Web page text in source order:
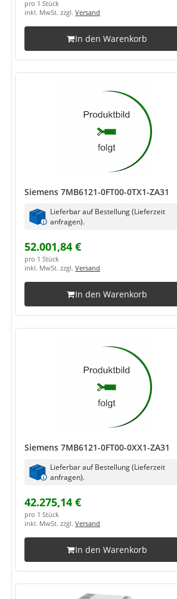
pro 1 Stück
inkl. MwSt. zzgl. Versand
In den Warenkorb
Siemens 7MB6121-0FT00-0TX1-ZA31
Lieferbar auf Bestellung (Lieferzeit
anfragen).
52.001,84 €
pro 1 Stück
inkl. MwSt. zzgl. Versand
In den Warenkorb
Siemens 7MB6121-0FT00-0XX1-ZA31
Lieferbar auf Bestellung (Lieferzeit
anfragen).
42.275,14 €
pro 1 Stück
inkl. MwSt. zzgl. Versand
In den Warenkorb